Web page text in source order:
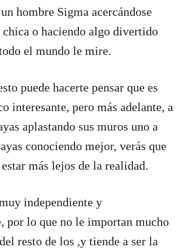
hombre Sigma acercándose
o haciendo algo divertido
el mundo le mire.
puede hacerte pensar que es
interesante, pero más adelante, a
aplastando sus muros uno a
conociendo mejor, verás que
más lejos de la realidad.
independiente y
por lo que no le importan mucho
resto de los ,y tiende a ser la